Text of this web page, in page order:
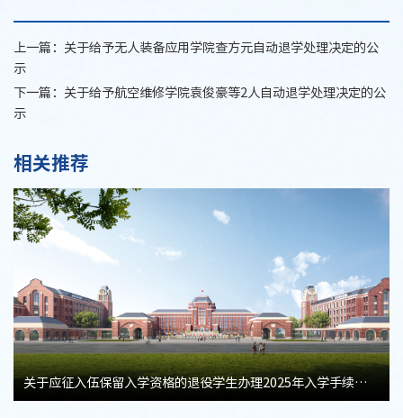
上一篇： 关于给予无人装备应用学院查方元自动退学处理决定的公
示
下一篇： 关于给予航空维修学院袁俊豪等2人自动退学处理决定的公
示
相关推荐
关于应征入伍保留入学资格的退役学生办理2025年入学手续的通知